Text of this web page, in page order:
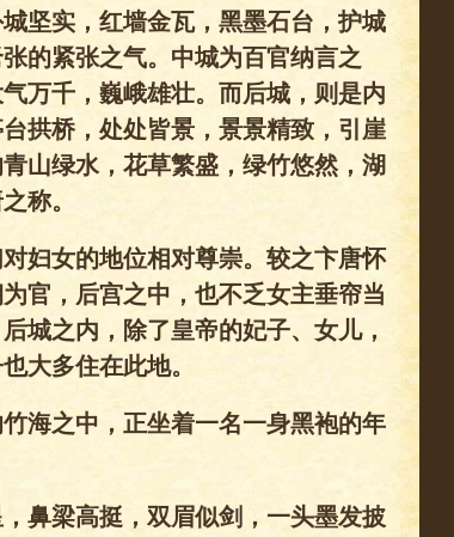
坚实，红墙金瓦，黑墨石台，护城
的紧张之气。中城为百官纳言之
万千，巍峨雄壮。而后城，则是内
拱桥，处处皆景，景景精致，引崖
山绿水，花草繁盛，绿竹悠然，湖
称。
妇女的地位相对尊崇。较之卞唐怀
官，后宫之中，也不乏女主垂帘当
城之内，除了皇帝的妃子、女儿，
大多住在此地。
海之中，正坐着一名一身黑袍的年
鼻梁高挺，双眉似剑，一头墨发披